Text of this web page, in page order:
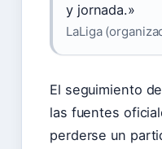
y jornada.»
LaLiga
El seguimiento
las fuentes
perderse un